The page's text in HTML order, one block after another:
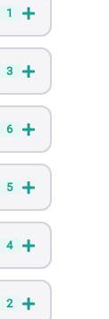
1
3
6
5
4
2